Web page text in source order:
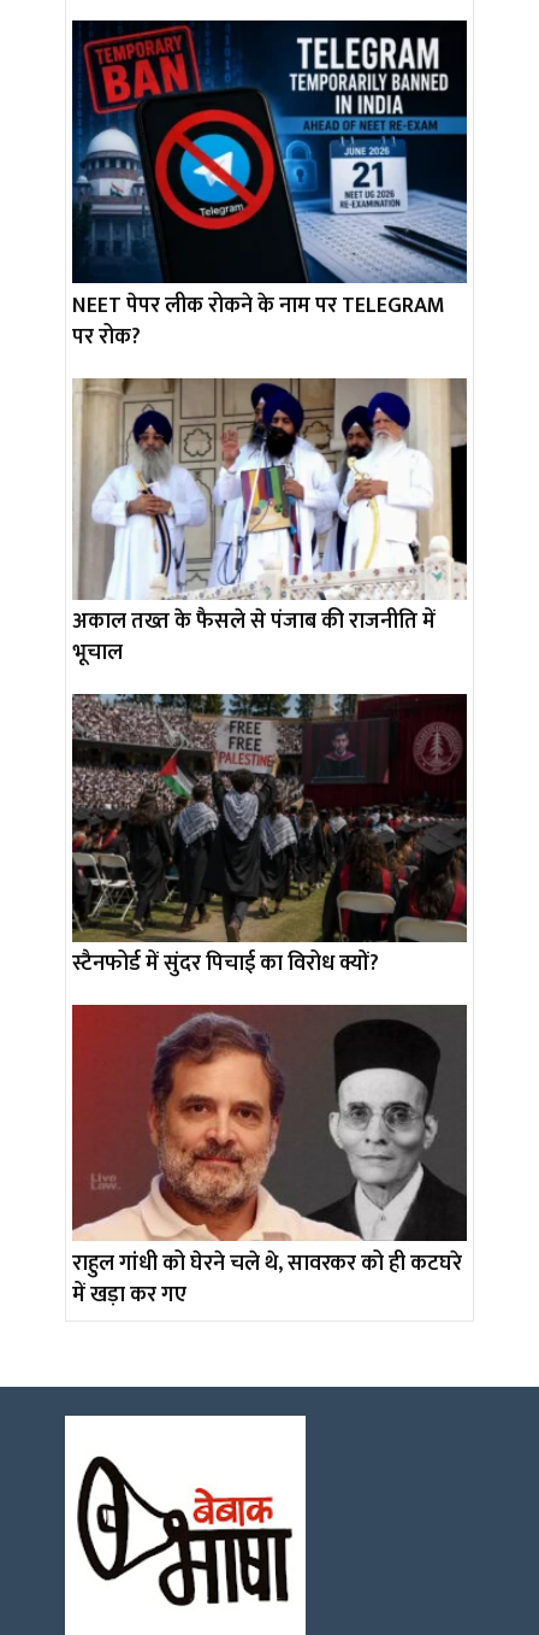
NEET पेपर लीक रोकने के नाम पर TELEGRAM
पर रोक?
अकाल तख्त के फैसले से पंजाब की राजनीति में
भूचाल
स्टैनफोर्ड में सुंदर पिचाई का विरोध क्यों?
राहुल गांधी को घेरने चले थे, सावरकर को ही कटघरे
में खड़ा कर गए